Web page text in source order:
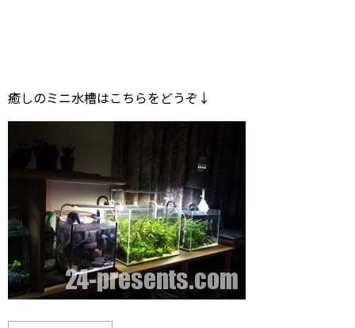
癒しのミニ水槽はこちらをどうぞ↓